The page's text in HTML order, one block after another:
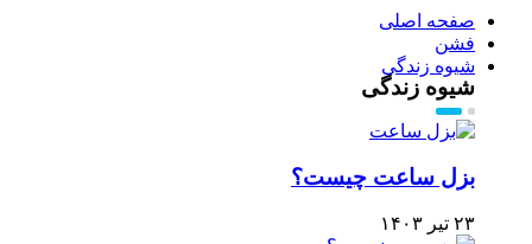
صفحه اصلی
فشن
شیوه زندگی
شیوه زندگی
بزل ساعت چیست؟
۲۳ تیر ۱۴۰۳